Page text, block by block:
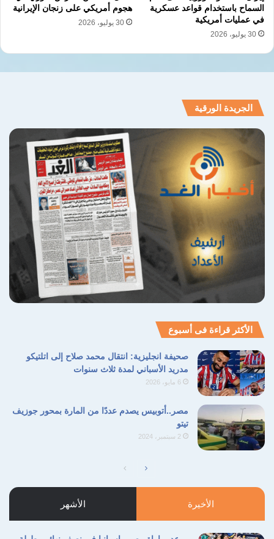
السماح باستخدام قواعد عسكرية
في عمليات أمريكية
30 يوليو، 2026
هجوم أمريكي على زنجان الإيرانية
30 يوليو، 2026
الجريدة الورقية
الأكثر قراءة فى أسبوع
صحيفة انجليزية: انتقال محمد صلاح إلى اتلتيكو
مدريد الأسباني لمدة ثلاث سنوات
6 مايو، 2026
مصر..أتوبيس يصدم عددًا من المارة بمحور جوزيف
تيتو
2 سبتمبر، 2024
الصفحةالصفحة
الأخيرة الأشهر